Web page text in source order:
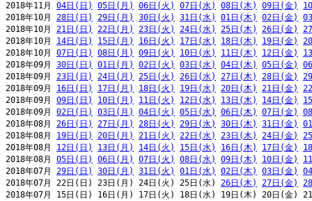
2018年11月 04日(日) 05日(月) 06日(火) 07日(水) 08日(木) 09日(金)
2018年10月 28日(日) 29日(月) 30日(火) 31日(水) 01日(木) 02日(金)
2018年10月 21日(日) 22日(月) 23日(火) 24日(水) 25日(木) 26日(金)
2018年10月 14日(日) 15日(月) 16日(火) 17日(水) 18日(木) 19日(金)
2018年10月 07日(日) 08日(月) 09日(火) 10日(水) 11日(木) 12日(金)
2018年09月 30日(日) 01日(月) 02日(火) 03日(水) 04日(木) 05日(金)
2018年09月 23日(日) 24日(月) 25日(火) 26日(水) 27日(木) 28日(金)
2018年09月 16日(日) 17日(月) 18日(火) 19日(水) 20日(木) 21日(金)
2018年09月 09日(日) 10日(月) 11日(火) 12日(水) 13日(木) 14日(金)
2018年09月 02日(日) 03日(月) 04日(火) 05日(水) 06日(木) 07日(金)
2018年08月 26日(日) 27日(月) 28日(火) 29日(水) 30日(木) 31日(金)
2018年08月 19日(日) 20日(月) 21日(火) 22日(水) 23日(木) 24日(金)
2018年08月 12日(日) 13日(月) 14日(火) 15日(水) 16日(木) 17日(金)
2018年08月 05日(日) 06日(月) 07日(火) 08日(水) 09日(木) 10日(金)
2018年07月 29日(日) 30日(月) 31日(火) 01日(水) 02日(木) 03日(金)
2018年07月 22日(日) 23日(月) 24日(火) 25日(水) 26日(木) 27日(金)
2018年07月 15日(日) 16日(月) 17日(火) 18日(水) 19日(木) 20日(金)